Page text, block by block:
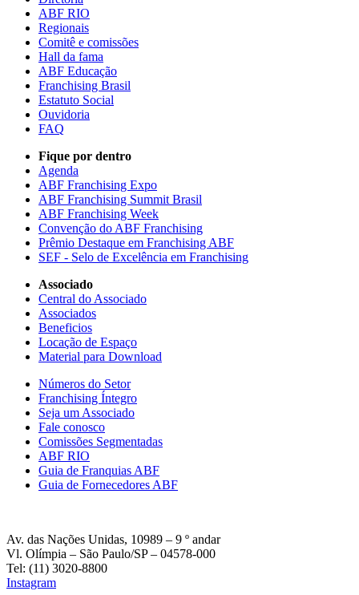
ABF RIO
Regionais
Comitê e comissões
Hall da fama
ABF Educação
Franchising Brasil
Estatuto Social
Ouvidoria
FAQ
Fique por dentro
Agenda
ABF Franchising Expo
ABF Franchising Summit Brasil
ABF Franchising Week
Convenção do ABF Franchising
Prêmio Destaque em Franchising ABF
SEF - Selo de Excelência em Franchising
Associado
Central do Associado
Associados
Beneficios
Locação de Espaço
Material para Download
Números do Setor
Franchising Íntegro
Seja um Associado
Fale conosco
Comissões Segmentadas
ABF RIO
Guia de Franquias ABF
Guia de Fornecedores ABF
Av. das Nações Unidas, 10989 – 9 º andar
Vl. Olímpia – São Paulo/SP – 04578-000
Tel: (11) 3020-8800
Instagram